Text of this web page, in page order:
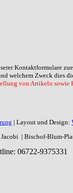
Kontaktformulare
welchem Zweck dies
von Artikeln sowie
| Layout und Design:
| Bischof-Blum-
06722-9375331